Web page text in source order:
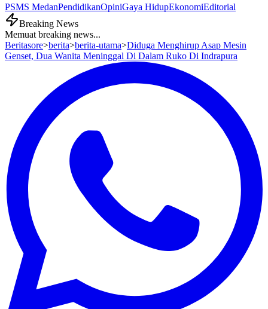
PSMS MedanPendidikanOpiniGaya HidupEkonomiEditorial
Breaking News
Memuat breaking news...
Beritasore>berita>berita-utama>Diduga Menghirup Asap Mesin
Genset, Dua Wanita Meninggal Di Dalam Ruko Di Indrapura